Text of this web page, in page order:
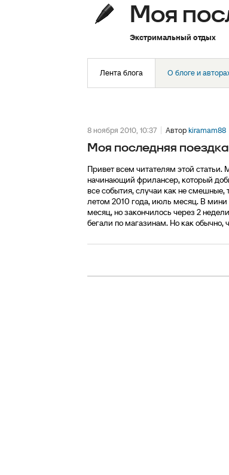
Моя
Экстримальный отдых
Лента блога О блоге и
8 ноября 2010, 10:37 Авторkiramam88
Моя последняя поездка
Привет всем читателям этой
начинающий фрилансер, который
все события, случаи как не смешные,
летом 2010 года, июль месяц. В
месяц, но закончилось через 2
бегали по магазинам. Но как обычно,